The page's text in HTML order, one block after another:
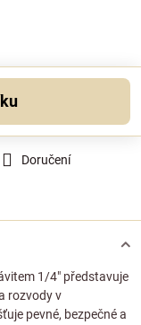
Doručení
1/4" představuje
rozvody v
pevné, bezpečné a